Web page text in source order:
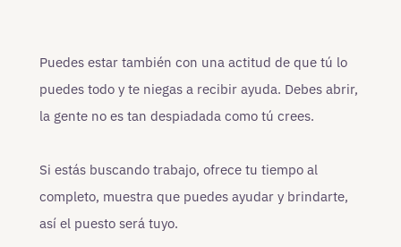
Puedes estar también con una actitud de que tú lo
puedes todo y te niegas a recibir ayuda. Debes abrir,
la gente no es tan despiadada como tú crees.
Si estás buscando trabajo, ofrece tu tiempo al
completo, muestra que puedes ayudar y brindarte,
así el puesto será tuyo.